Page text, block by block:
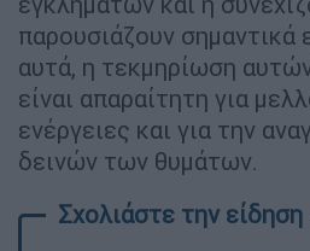
παρουσιάζουν
αυτά, η τεκμηρίωση
είναι απαραίτητη για
ενέργειες και για την
δεινών των θυμάτων.